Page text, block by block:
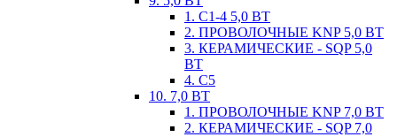
1. С1-4 5,0 ВТ
2. ПРОВОЛОЧНЫЕ KNP 5,0 ВТ
3. КЕРАМИЧЕСКИЕ - SQP 5,0
ВТ
4. С5
10. 7,0 ВТ
1. ПРОВОЛОЧНЫЕ KNP 7,0 ВТ
2. КЕРАМИЧЕСКИЕ - SQP 7,0